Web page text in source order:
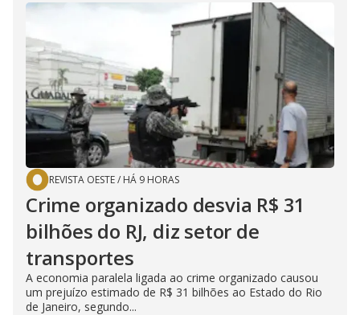
REVISTA OESTE/ HÁ 9 HORAS
Crime organizado desvia R$ 31
bilhões do RJ, diz setor de
transportes
A economia paralela ligada ao crime organizado causou
um prejuízo estimado de R$ 31 bilhões ao Estado do Rio
de Janeiro, segundo...